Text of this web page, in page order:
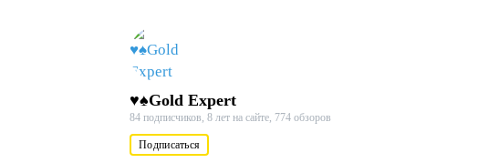
♥♠Gold Expert
84 подписчиков, 8 лет на сайте, 774 обзоров
Подписаться